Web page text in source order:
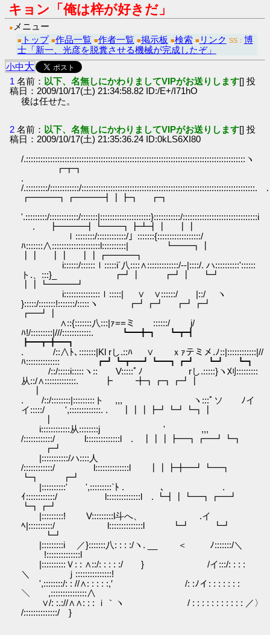
キョン「俺は梓が好きだ」
● メニュー
■ トップ ■作品一覧 ■作者一覧 ■掲示板 ■検索 ■ リンク SS： 博
士「新一、光彦を脱糞させる機械が完成したぞ」
小中大
1 名前： 以下、名無しにかわりましてVIPがお送りします[] 投
稿日：2009/10/17(土) 21:34:58.82 ID:/E+/I71hO
後は任せた。
2 名前： 以下、名無しにかわりましてVIPがお送りします[] 投
稿日：2009/10/17(土) 21:35:36.24 ID:0kLS6XI80
/
┏┳┓
.
/.:::::::::/::::::::::::/
┏━━━┓┏━━━┫┃┣┓ ┏┓
'.:::::::::/::::::::::::/:::::::|:::::::::::::::::::::}:::::::::::/:::::::::::::::::::::::::::::::i
. ┣━━━┫┗━━┓┣┻┫┃ ┃┃
ｌ::::::::/::::::::::::/」:::::::{::::::::::::::::::/
ﾊ:::::::∧::::::::::::::::::::l::::::::::| ┗━━┓┃
┃┃ ┃┃ ┃┃┏━━━┓
i::::::/::::::ｌ:::::i´八::::∧:::::::::::::/-‐|::::/. ハ::::::::::'::::::
ト.、:::}_ ┏┛┃ ┏┛┃ ┗┛
┃┃┗━━━┛
i:::::::::::::::ｌ:::::| ∨ ∨::::::/ |::/ ヽ
}:::::/:::::::!:::::::/:::::ヽ ┏┛┏┛ ┏┛┏┛
┏━┛┃
∧::{:::::::八:::|ｧ==ミ ::::::/ j/
ﾊ!/:::::::::|///::::::::::::. ┗━╋┓ ┗┳┫
┣━┳╋━┓
. /::∧ﾄ､:::::::|Kl rし.::ﾊ ∨ ｘｧテミメ.ﾉ::|::::::::::::|//
ﾊ:::::::::::::: ┏┛┗┳━┛┗━┓┏┛ ┗┛ ┗┓
/::/:::::i:::::ヽ::ゝ V:::::ﾟﾉ rし.:::::}ヽ刈:::::::::
从::/∧:::::::::::::. ┣ ╋┓┏┓┏┛┃
. /::/::::::::|:::::::::ト ,,, ヽ:::ﾟソ ﾉイ
イ:::::/ ',:::::::::::::. . ┃┃┃┣┛┗┛┗┓┃
i::::::::::::从::::::::j ' ,,,
/::::::::::::/ l::::::::::::::l . ┃┃┃┣━┓┏━┛┗┓
┏┛
|:::::::::::/ハ::::人
/::::::::::::/ l::::::::::::::l ┃┃┣╋━┛┗━┓
┗┓ ┏┛
|::::::::::' ',:::::::::`ﾄ . ､ .
ｲ::::::::::::/ l::::::::::::::l . ┗┫┃┗━┓┏━┛
┗┓┏┛
|:::::::::! V:::::::::l斗へ、 .イ
ﾍ|::::::::::/ l::::::::::::::l ┗┛ ┗┛
┗┛
|:::::::::i ／}:::::::八: : : :/ヽ. __ ＜ ﾉ:::::::/＼
!::::::::::::::l
|::::::::::Ｖ: : ∧::/: : : : :/ } /イ:::/: : : :
＼ ｊ:::::::::::::::!
',::::::::/: : //∧: : : : :,′ /: :ﾉイ: : : : : : :
＼ ,:::::::::::::::∧
∨/: :.://∧∧: : : ｉ｀ヽ / : : : : : : : : : : : ／〉
/::::::::::::::/ }